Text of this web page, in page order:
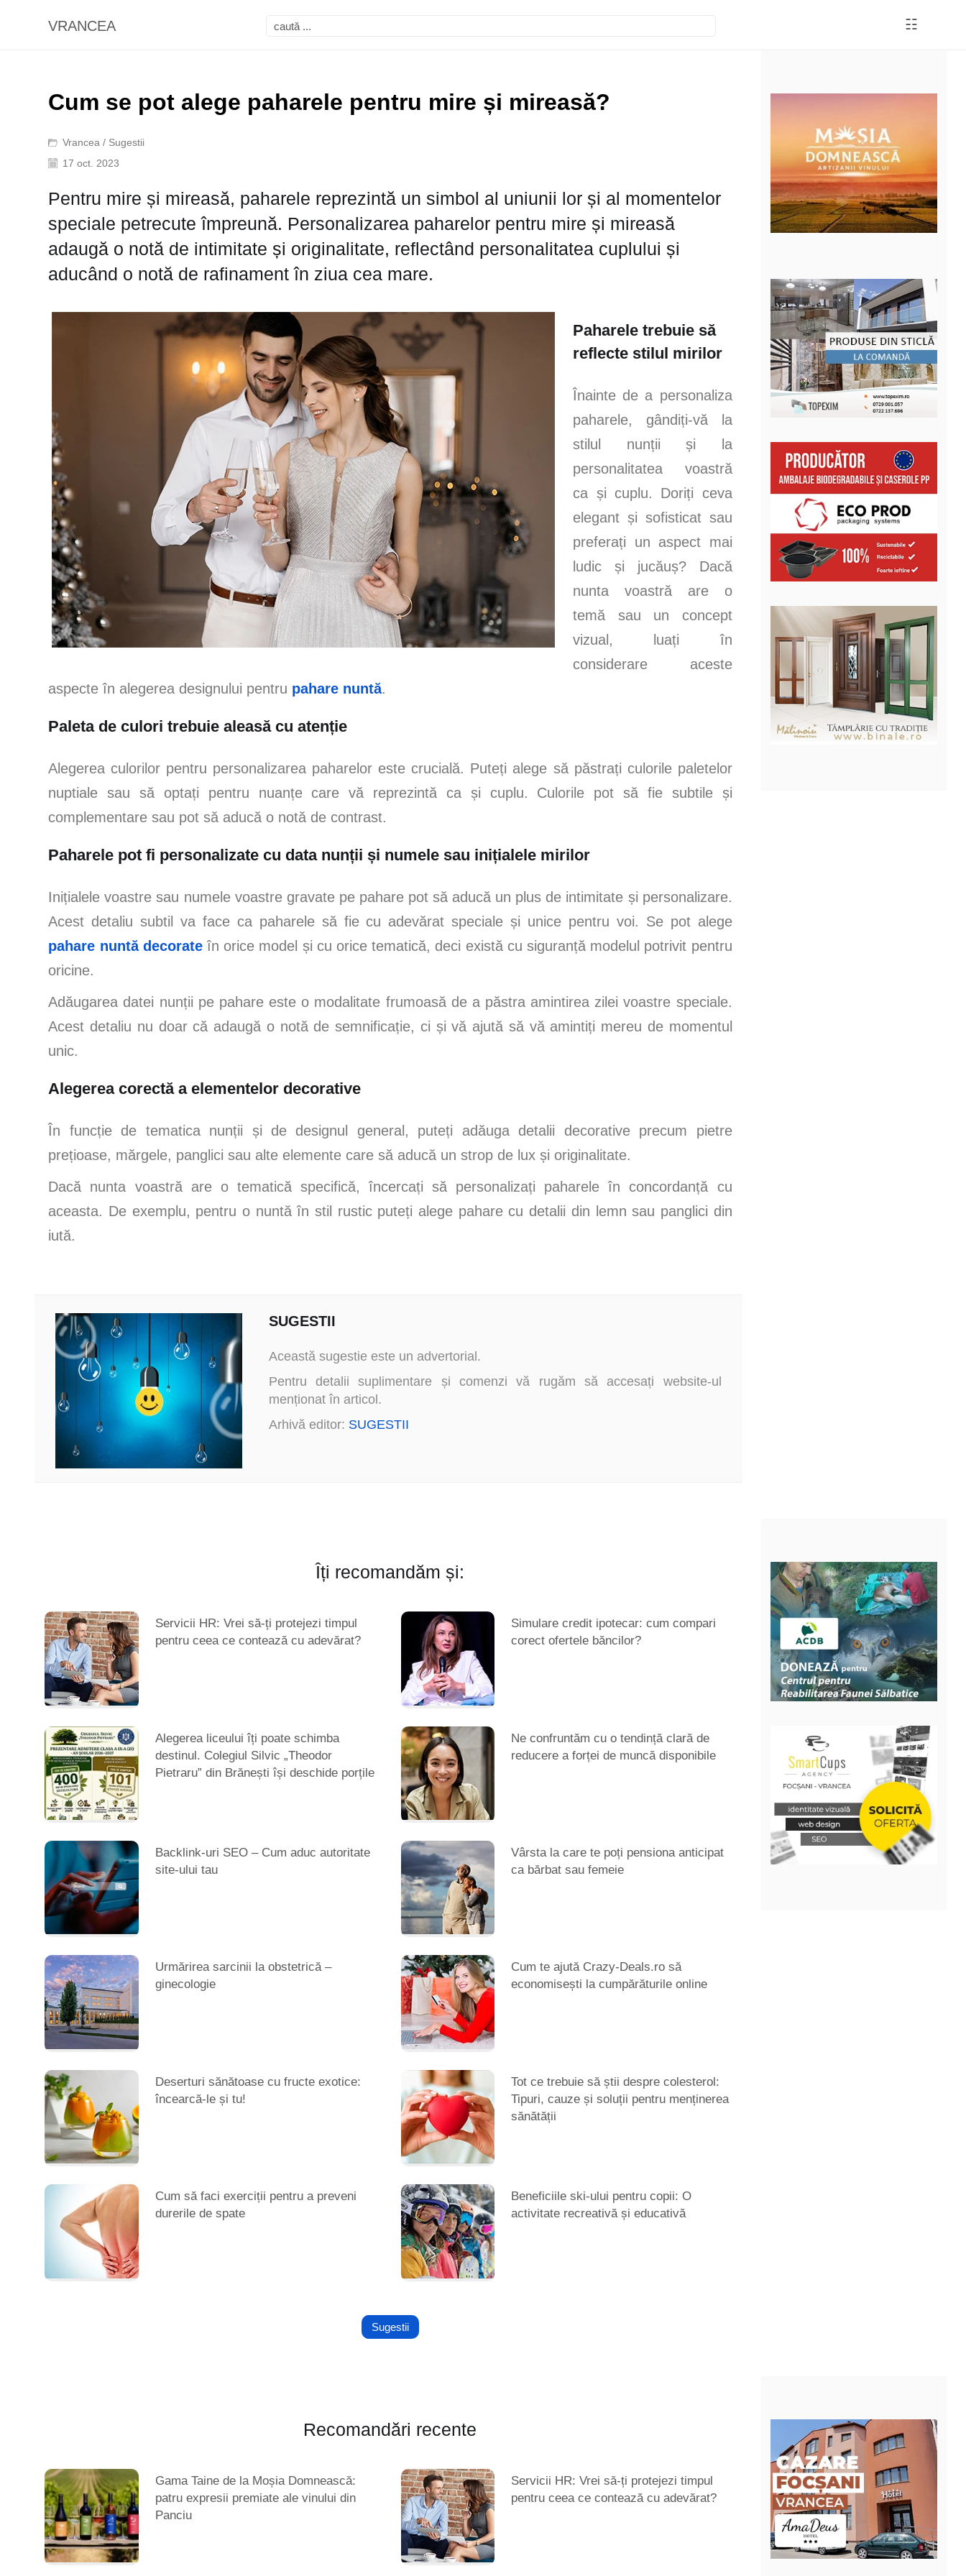
VRANCEA ☷
Cum se pot alege paharele pentru mire și mireasă?
Vrancea / Sugestii
17 oct. 2023
Pentru mire și mireasă, paharele reprezintă un simbol al uniunii lor și al momentelor
speciale petrecute împreună. Personalizarea paharelor pentru mire și mireasă
adaugă o notă de intimitate și originalitate, reflectând personalitatea cuplului și
aducând o notă de rafinament în ziua cea mare.
Paharele trebuie să
reflecte stilul mirilor
Înainte de a personaliza
paharele, gândiți-vă la
stilul nunții și la
personalitatea voastră
ca și cuplu. Doriți ceva
elegant și sofisticat sau
preferați un aspect mai
ludic și jucăuș? Dacă
nunta voastră are o
temă sau un concept
vizual, luați în
considerare aceste
aspecte în alegerea designului pentru pahare nuntă.
Paleta de culori trebuie aleasă cu atenție
Alegerea culorilor pentru personalizarea paharelor este crucială. Puteți alege să păstrați culorile paletelor
nuptiale sau să optați pentru nuanțe care vă reprezintă ca și cuplu. Culorile pot să fie subtile și
complementare sau pot să aducă o notă de contrast.
Paharele pot fi personalizate cu data nunții și numele sau inițialele mirilor
Inițialele voastre sau numele voastre gravate pe pahare pot să aducă un plus de intimitate și personalizare.
Acest detaliu subtil va face ca paharele să fie cu adevărat speciale și unice pentru voi. Se pot alege
pahare nuntă decorateîn orice model și cu orice tematică, deci există cu siguranță modelul potrivit pentru
oricine.
Adăugarea datei nunții pe pahare este o modalitate frumoasă de a păstra amintirea zilei voastre speciale.
Acest detaliu nu doar că adaugă o notă de semnificație, ci și vă ajută să vă amintiți mereu de momentul
unic.
Alegerea corectă a elementelor decorative
În funcție de tematica nunții și de designul general, puteți adăuga detalii decorative precum pietre
prețioase, mărgele, panglici sau alte elemente care să aducă un strop de lux și originalitate.
Dacă nunta voastră are o tematică specifică, încercați să personalizați paharele în concordanță cu
aceasta. De exemplu, pentru o nuntă în stil rustic puteți alege pahare cu detalii din lemn sau panglici din
iută.
SUGESTII
Această sugestie este un advertorial.
Pentru detalii suplimentare și comenzi vă rugăm să accesați website-ul
menționat în articol.
Arhivă editor: SUGESTII
Îți recomandăm și:
Servicii HR: Vrei să-ți protejezi timpul
pentru ceea ce contează cu adevărat?
Simulare credit ipotecar: cum compari
corect ofertele băncilor?
Alegerea liceului îți poate schimba
destinul. Colegiul Silvic „Theodor
Pietraru” din Brănești își deschide porțile
Ne confruntăm cu o tendință clară de
reducere a forței de muncă disponibile
Backlink-uri SEO – Cum aduc autoritate
site-ului tau
Vârsta la care te poți pensiona anticipat
ca bărbat sau femeie
Urmărirea sarcinii la obstetrică –
ginecologie
Cum te ajută Crazy-Deals.ro să
economisești la cumpărăturile online
Deserturi sănătoase cu fructe exotice:
încearcă-le și tu!
Tot ce trebuie să știi despre colesterol:
Tipuri, cauze și soluții pentru menținerea
sănătății
Cum să faci exerciții pentru a preveni
durerile de spate
Beneficiile ski-ului pentru copii: O
activitate recreativă și educativă
Sugestii
Recomandări recente
Gama Taine de la Moșia Domnească:
patru expresii premiate ale vinului din
Panciu
Servicii HR: Vrei să-ți protejezi timpul
pentru ceea ce contează cu adevărat?